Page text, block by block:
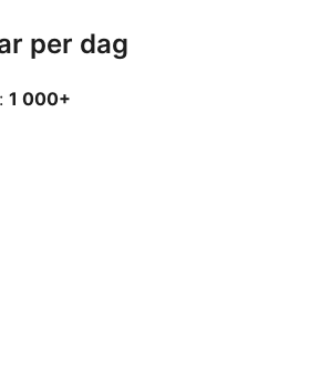
per dag
1 000+